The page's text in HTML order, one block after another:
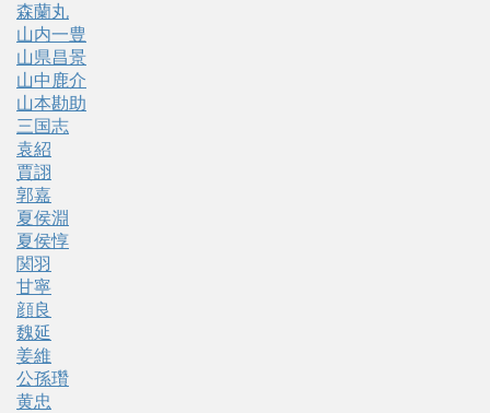
森蘭丸
山内一豊
山県昌景
山中鹿介
山本勘助
三国志
袁紹
賈詡
郭嘉
夏侯淵
夏侯惇
関羽
甘寧
顔良
魏延
姜維
公孫瓚
黄忠